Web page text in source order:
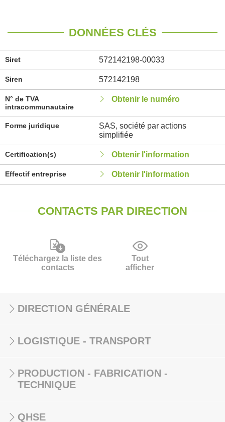
DONNÉES CLÉS
Siret 572142198-00033
Siren 572142198
N° de TVA
intracommunautaire
Obtenir le numéro
Forme juridique
SAS, société par actions
simplifiée
Certification(s) Obtenir l'information
Effectif entreprise Obtenir l'information
CONTACTS PAR DIRECTION
Téléchargez la liste des
contacts
Tout
afficher
DIRECTION GÉNÉRALE
LOGISTIQUE - TRANSPORT
PRODUCTION - FABRICATION -
TECHNIQUE
QHSE